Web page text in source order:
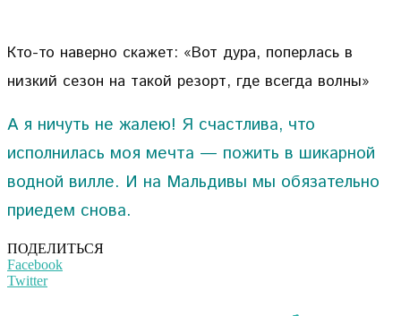
Кто-то наверно скажет: «Вот дура, поперлась в
низкий сезон на такой резорт, где всегда волны»
А я ничуть не жалею! Я счастлива, что
исполнилась моя мечта — пожить в шикарной
водной вилле. И на Мальдивы мы обязательно
приедем снова.
ПОДЕЛИТЬСЯ
Facebook
Twitter